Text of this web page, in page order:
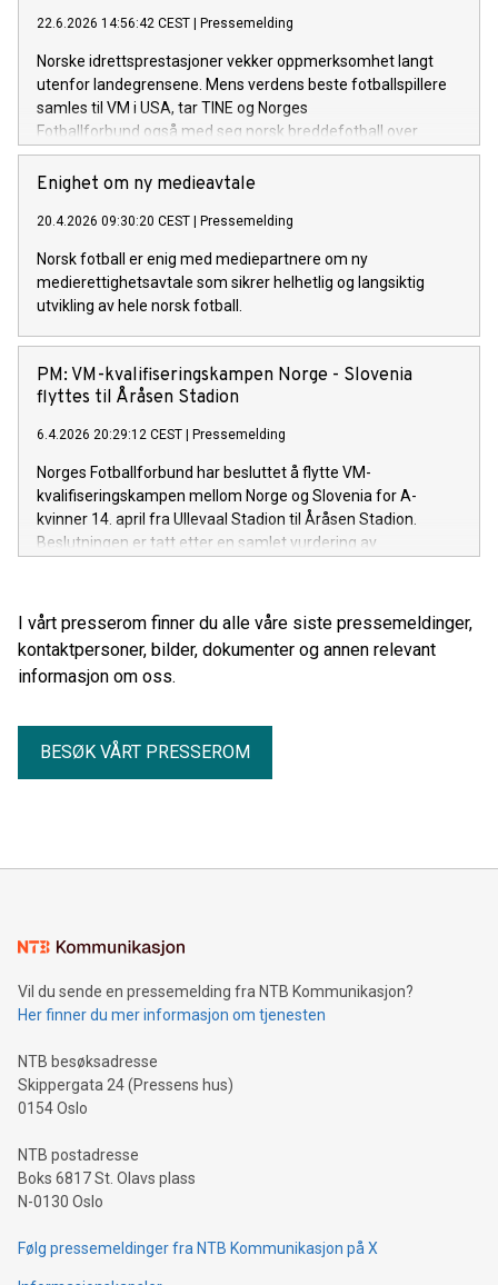
22.6.2026 14:56:42 CEST Pressemelding
Norske idrettsprestasjoner vekker oppmerksomhet langt
utenfor landegrensene. Mens verdens beste fotballspillere
samles til VM i USA, tar TINE og Norges
Fotballforbund også med seg norsk breddefotball over
Atlanteren. Unge fotballskole-instruktører er i New York for å
dele den norske modellen med barn og unge i Brooklyn.
Enighet om ny medieavtale
20.4.2026 09:30:20 CEST Pressemelding
Norsk fotball er enig med mediepartnere om ny
medierettighetsavtale som sikrer helhetlig og langsiktig
utvikling av hele norsk fotball.
PM: VM-kvalifiseringskampen Norge - Slovenia
flyttes til Åråsen Stadion
6.4.2026 20:29:12 CEST Pressemelding
Norges Fotballforbund har besluttet å flytte VM-
kvalifiseringskampen mellom Norge og Slovenia for A-
kvinner 14. april fra Ullevaal Stadion til Åråsen Stadion.
Beslutningen er tatt etter en samlet vurdering av
kvalifiseringskamp under forsvarlige og optimale
konkurranseforhold. - Dette er en beslutning vi tar for å gi
kvinnelandslaget best mulige rammer i en svært viktig kamp.
Når forholdene ikke er gode nok for toppidrett, må vi ta
NFF. Kampen mot Slovenia er Norges tredje kamp i VM-
kvalifiseringen, og NFF har lagt avgjørende vekt på spillernes
sikkerhet, prestasjon og rettferdige konkurranseforhold.
overfor laget og prestasjonen. F
I vårt presserom finner du alle våre siste pressemeldinger,
kontaktpersoner, bilder, dokumenter og annen relevant
informasjon om oss.
BESØK VÅRT PRESSEROM
Vil du sende en pressemelding fra NTB Kommunikasjon?
Her finner du mer informasjon om tjenesten
NTB besøksadresse
Skippergata 24 (Pressens hus)
0154 Oslo
NTB postadresse
Boks 6817 St. Olavs plass
N-0130 Oslo
Følg pressemeldinger fra NTB Kommunikasjon på X